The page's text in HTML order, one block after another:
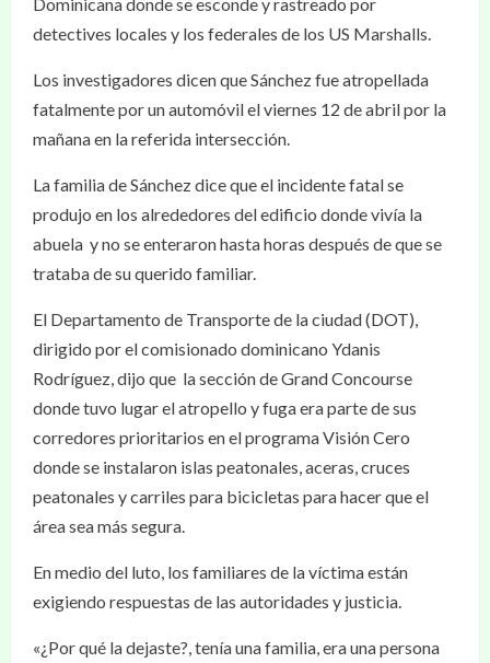
detectives locales y los federales de los US Marshalls.
Los investigadores dicen que Sánchez fue atropellada
fatalmente por un automóvil el viernes 12 de abril por la
mañana en la referida intersección.
La familia de Sánchez dice que el incidente fatal se
produjo en los alrededores del edificio donde vivía la
abuela y no se enteraron hasta horas después de que se
trataba de su querido familiar.
El Departamento de Transporte de la ciudad (DOT),
dirigido por el comisionado dominicano Ydanis
Rodríguez, dijo que la sección de Grand Concourse
donde tuvo lugar el atropello y fuga era parte de sus
corredores prioritarios en el programa Visión Cero
donde se instalaron islas peatonales, aceras, cruces
peatonales y carriles para bicicletas para hacer que el
área sea más segura.
En medio del luto, los familiares de la víctima están
exigiendo respuestas de las autoridades y justicia.
«¿Por qué la dejaste?, tenía una familia, era una persona